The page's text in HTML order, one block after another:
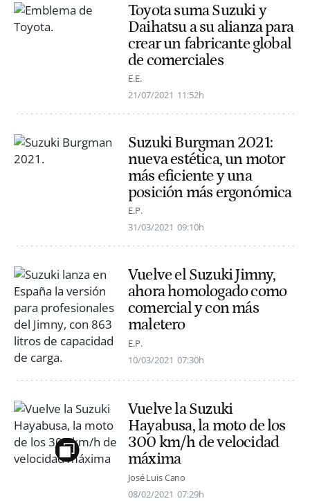
Toyota suma Suzuki y
Daihatsu a su alianza para
crear un fabricante global
de comerciales
E.E.
21/07/2021 11:52h
Suzuki Burgman 2021:
nueva estética, un motor
más eficiente y una
posición más ergonómica
E.P.
31/03/2021 09:10h
Vuelve el Suzuki Jimny,
ahora homologado como
comercial y con más
maletero
E.P.
10/03/2021 07:30h
Vuelve la Suzuki
Hayabusa, la moto de los
300 km/h de velocidad
máxima
José Luis Cano
08/02/2021 07:29h